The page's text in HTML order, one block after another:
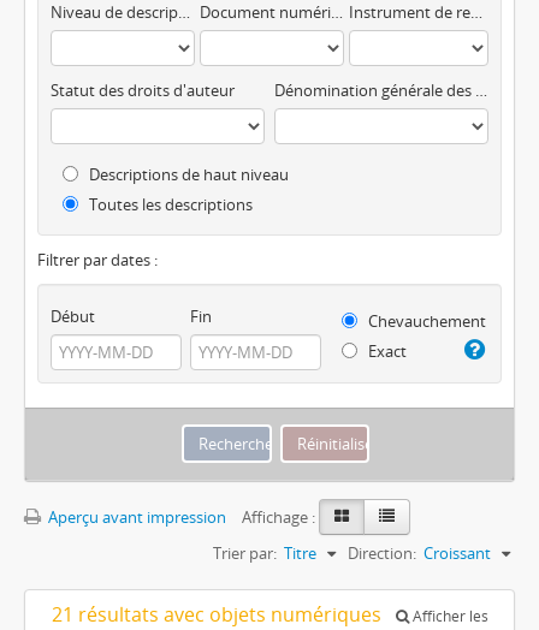
Niveau de description Document numérique disponible Instrument de recherche
Statut des droits d'auteur Dénomination générale des documents
Descriptions de haut niveau
Toutes les descriptions
Filtrer par dates :
Début Fin
Chevauchement
Exact
Aperçu avant impression
Affichage :
Trier par: Titre Direction: Croissant
21 résultats avec objets numériques
Afficher les